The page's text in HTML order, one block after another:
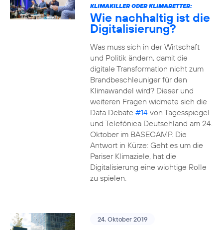
KLIMAKILLER ODER KLIMARETTER:
Wie nachhaltig ist die
Digitalisierung?
Was muss sich in der Wirtschaft
und Politik ändern, damit die
digitale Transformation nicht zum
Brandbeschleuniger für den
Klimawandel wird? Dieser und
weiteren Fragen widmete sich die
Data Debate #14von Tagesspiegel
und Telefónica Deutschland am 24.
Oktober im BASECAMP. Die
Antwort in Kürze: Geht es um die
Pariser Klimaziele, hat die
Digitalisierung eine wichtige Rolle
zu spielen.
24. Oktober 2019